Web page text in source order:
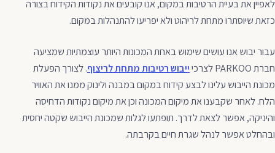
לאפיין את בעיית הרטיבות במקום, אנו קובעים את נקודות הקידוח בצורה
כזאת שיוסתרו מתחת לריהוט ולא יפריעו להתנהלות במקום.
עבור יבוש אנו עושים שימוש באחת המכונות היותר עוצמתיות שמציעה
חברת PARKOO לצרכי
ייבוש רטיבות מתחת לריצוף. לצורך הפעלת
מכונת הייבוש עלינו לבצע קידוח במקום במבנה ולינוק ממנו את האוויר
הלח. לאחר שקבענו את מיקום המכונה וכן את מיקום נקודות הדחיסה
והיניקה, אפשר לצאת לדרך. תופתעו לגלות שמכונת הייבוש שקטה יחסית
ובהחלט אפשר לנהל שגרת חיים בקרבתה.